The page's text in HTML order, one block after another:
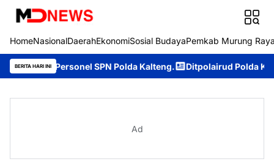
HomeNasionalDaerahEkonomiSosial BudayaPemkab Murung
BERITA HARI INISPN Polda Kalteng. Ditpolairud Polda Kalteng
Ad